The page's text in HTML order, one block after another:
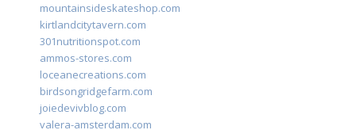
mountainsideskateshop.com
kirtlandcitytavern.com
301nutritionspot.com
ammos-stores.com
loceanecreations.com
birdsongridgefarm.com
joiedevivblog.com
valera-amsterdam.com